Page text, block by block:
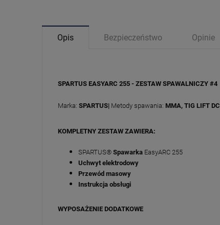
Opis Bezpieczeństwo Opinie
SPARTUS EASYARC 255 - ZESTAW SPAWALNICZY #4
Marka: SPARTUS| Metody spawania: MMA, TIG LIFT DC
KOMPLETNY ZESTAW ZAWIERA:
SPARTUS® Spawarka EasyARC 255
Uchwyt elektrodowy
Przewód masowy
Instrukcja obsługi
WYPOSAŻENIE DODATKOWE